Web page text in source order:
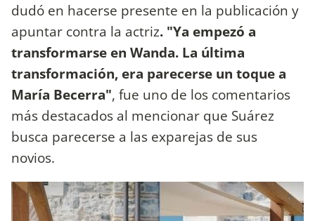
dudó en hacerse presente en la publicación y
apuntar contra la actriz. "Ya empezó a
transformarse en Wanda. La última
transformación, era parecerse un toque a
María Becerra", fue uno de los comentarios
más destacados al mencionar que Suárez
busca parecerse a las exparejas de sus
novios.